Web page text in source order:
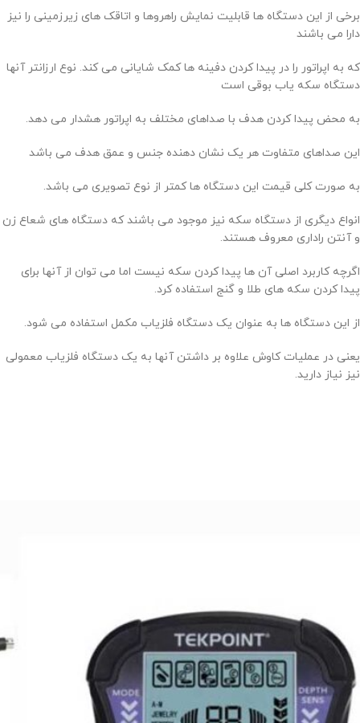
برخی از این دستگاه ها قابلیت نمایش راهروها و اتاقک های زیرزمینی را نیز
دارا می باشند
که به اپراتور را در پیدا کردن دفینه ها کمک شایانی می کند. نوع ارزانتر آنها
دستگاه سکه یاب بوقی است
به محض پیدا کردن هدف با صداهای مختلف به اپراتور هشدار می دهد.
این صداهای متفاوت هر یک نشان دهنده جنس و عمق هدف می باشد
به صورت کلی قیمت این دستگاه ها کمتر از نوع تصویری می باشد.
انواع دیگری از دستگاه سکه نیز موجود می باشند که دستگاه های شعاع زن
و آنتن راداری معروف هستند.
اگرچه کاربرد اصلی آن ها پیدا کردن سکه نیست اما می توان از آنها برای
پیدا کردن سکه های طلا و گنج استفاده کرد.
از این دستگاه ها به عنوان یک دستگاه فلزیاب مکمل استفاده می شود.
یعنی در عملیات کاوش علاوه بر داشتن آنها به یک دستگاه فلزیاب معمولی
نیز نیاز دارید.